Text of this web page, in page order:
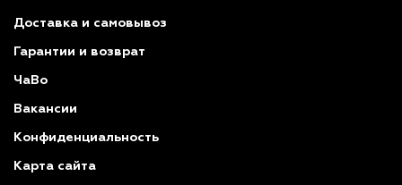
Доставка и самовывоз
Гарантии и возврат
ЧаВо
Вакансии
Конфиденциальность
Карта сайта